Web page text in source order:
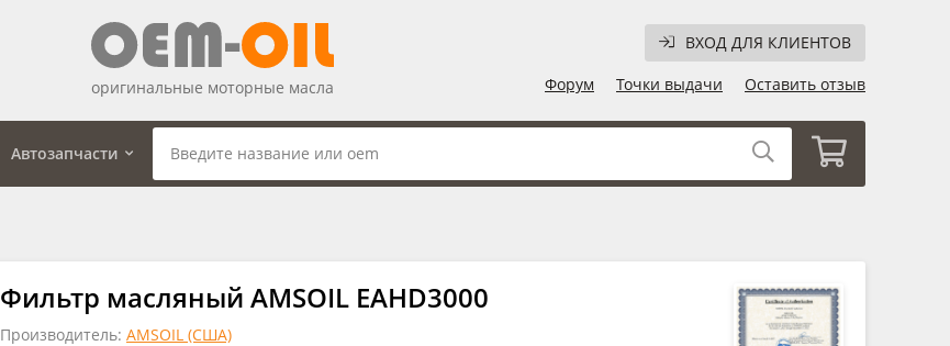
ВХОД ДЛЯ КЛИЕНТОВ
Форум
Точки выдачи Оставить отзыв
оригинальные моторные масла
Автозапчасти
Фильтр масляный AMSOIL EAHD3000
Производитель: AMSOIL (США)